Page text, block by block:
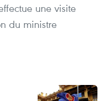
une visite
du ministre